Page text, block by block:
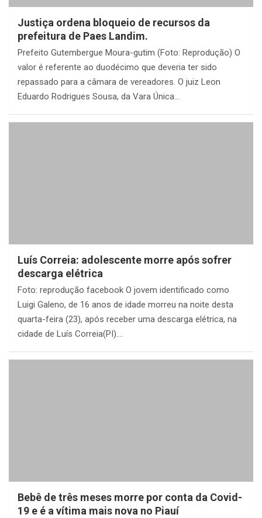
Justiça ordena bloqueio de recursos da
prefeitura de Paes Landim.
Prefeito Gutembergue Moura-gutim (Foto: Reprodução) O
valor é referente ao duodécimo que deveria ter sido
repassado para a câmara de vereadores. O juiz Leon
Eduardo Rodrigues Sousa, da Vara Única…
Luís Correia: adolescente morre após sofrer
descarga elétrica
Foto: reprodução facebook O jovem identificado como
Luigi Galeno, de 16 anos de idade morreu na noite desta
quarta-feira (23), após receber uma descarga elétrica, na
cidade de Luís Correia(PI).…
Bebê de três meses morre por conta da Covid-
19 e é a vítima mais nova no Piauí